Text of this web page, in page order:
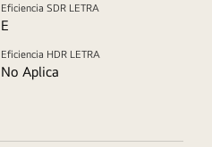
Eficiencia SDR LETRA
E
Eficiencia HDR LETRA
No Aplica